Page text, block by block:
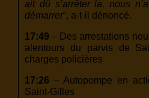
ait dû s’arrêter là, nous
démarrer“, a-t-il dénoncé.
17:49 – Des arrestations
alentours du parvis de
charges policières
17:26 – Autopompe en
Saint-Gilles